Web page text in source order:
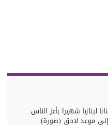
لبنانيا شهيرا بأعز الناس..
موعد لاحق (صورة)